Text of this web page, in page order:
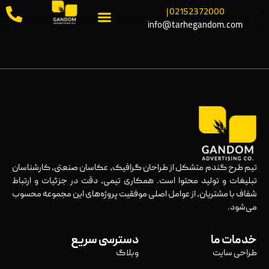
02152372000 |
info@tarhegandom.com
تیم طرح گندم متشکل از طراحان گرافیک، عکاسان صنعتی، کارشناسان
تبلیغات و تولید محتوا است. همکاری تیمی، دقت در جزئیات و ارتباط
شفاف با مشتریان، از عوامل اصلی موفقیت پروژه‌های این مجموعه محسوب
می‌شود.
خدمات ما
طراحی سایت
دسترسی سریع
وبلاگ